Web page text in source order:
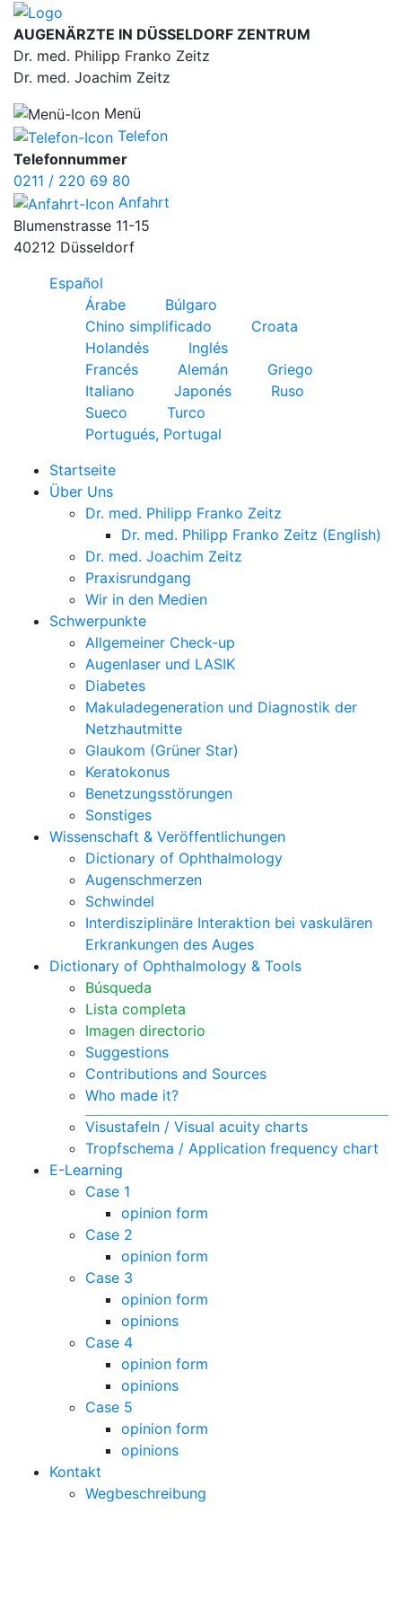
AUGENÄRZTE IN DÜSSELDORF ZENTRUM
Dr. med. Philipp Franko Zeitz
Dr. med. Joachim Zeitz
Menü
Telefon
Telefonnummer
0211 / 220 69 80
Anfahrt
Blumenstrasse 11-15
40212 Düsseldorf
Español
Árabe
Búlgaro
Chino simplificado
Croata
Holandés
Inglés
Francés
Alemán
Griego
Italiano
Japonés
Ruso
Sueco
Turco
Portugués, Portugal
Startseite
Über Uns
Dr. med. Philipp Franko Zeitz
Dr. med. Philipp Franko Zeitz (English)
Dr. med. Joachim Zeitz
Praxisrundgang
Wir in den Medien
Schwerpunkte
Allgemeiner Check-up
Augenlaser und LASIK
Diabetes
Makuladegeneration und Diagnostik der
Netzhautmitte
Glaukom (Grüner Star)
Keratokonus
Benetzungsstörungen
Sonstiges
Wissenschaft & Veröffentlichungen
Dictionary of Ophthalmology
Augenschmerzen
Schwindel
Interdisziplinäre Interaktion bei vaskulären
Erkrankungen des Auges
Dictionary of Ophthalmology & Tools
Búsqueda
Lista completa
Imagen directorio
Suggestions
Contributions and Sources
Who made it?
Visustafeln / Visual acuity charts
Tropfschema / Application frequency chart
E-Learning
Case 1
opinion form
Case 2
opinion form
Case 3
opinion form
opinions
Case 4
opinion form
opinions
Case 5
opinion form
opinions
Kontakt
Wegbeschreibung